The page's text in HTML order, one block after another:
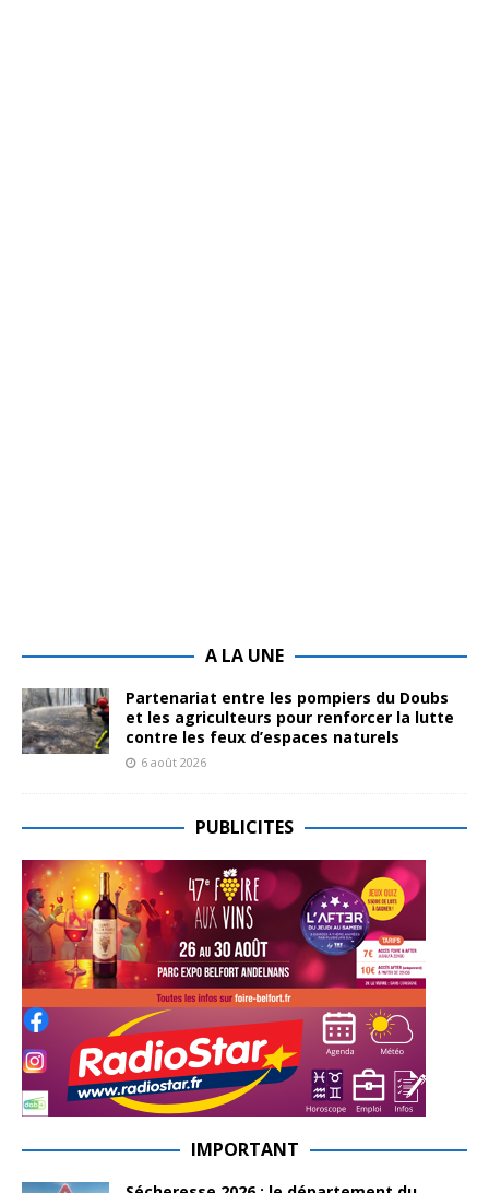
A LA UNE
Partenariat entre les pompiers du Doubs
et les agriculteurs pour renforcer la lutte
contre les feux d’espaces naturels
6 août 2026
PUBLICITES
IMPORTANT